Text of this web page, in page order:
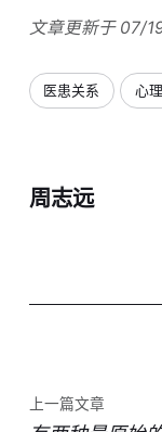
文章更新于 07/
医患关系 心
周志远
上一篇文章